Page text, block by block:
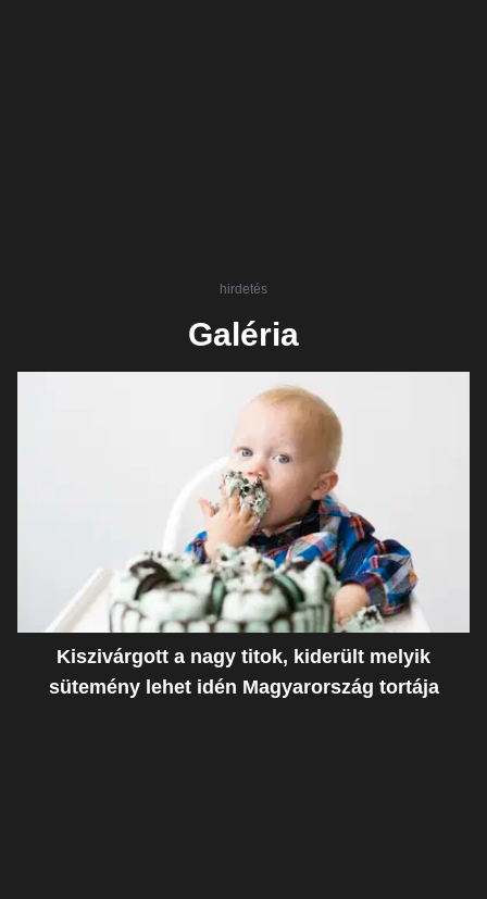
hirdetés
Galéria
Kiszivárgott a nagy titok, kiderült melyik
sütemény lehet idén Magyarország tortája